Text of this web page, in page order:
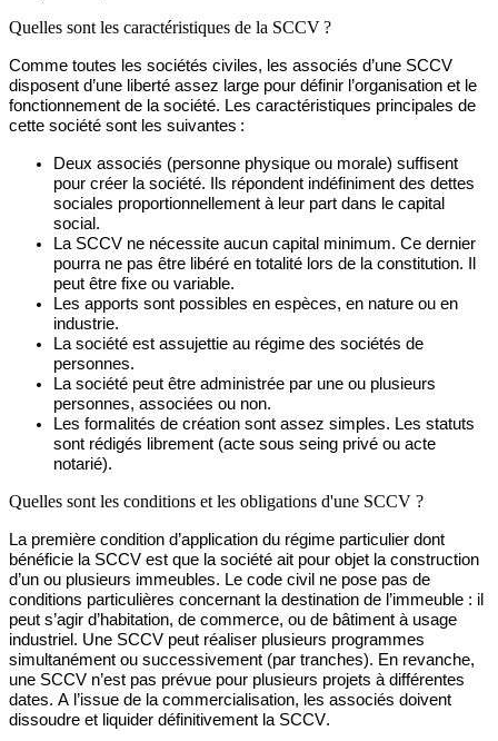
Quelles sont les caractéristiques de la SCCV ?
Comme toutes les sociétés civiles, les associés d’une SCCV
disposent d’une liberté assez large pour définir l’organisation et le
fonctionnement de la société. Les caractéristiques principales de
cette société sont les suivantes :
Deux associés (personne physique ou morale) suffisent
pour créer la société. Ils répondent indéfiniment des dettes
sociales proportionnellement à leur part dans le capital
social.
La SCCV ne nécessite aucun capital minimum. Ce dernier
pourra ne pas être libéré en totalité lors de la constitution. Il
peut être fixe ou variable.
Les apports sont possibles en espèces, en nature ou en
industrie.
La société est assujettie au régime des sociétés de
personnes.
La société peut être administrée par une ou plusieurs
personnes, associées ou non.
Les formalités de création sont assez simples. Les statuts
sont rédigés librement (acte sous seing privé ou acte
notarié).
Quelles sont les conditions et les obligations d'une SCCV ?
La première condition d’application du régime particulier dont
bénéficie la SCCV est que la société ait pour objet la construction
d’un ou plusieurs immeubles. Le code civil ne pose pas de
conditions particulières concernant la destination de l’immeuble : il
peut s’agir d’habitation, de commerce, ou de bâtiment à usage
industriel. Une SCCV peut réaliser plusieurs programmes
simultanément ou successivement (par tranches). En revanche,
une SCCV n’est pas prévue pour plusieurs projets à différentes
dates. A l’issue de la commercialisation, les associés doivent
dissoudre et liquider définitivement la SCCV.